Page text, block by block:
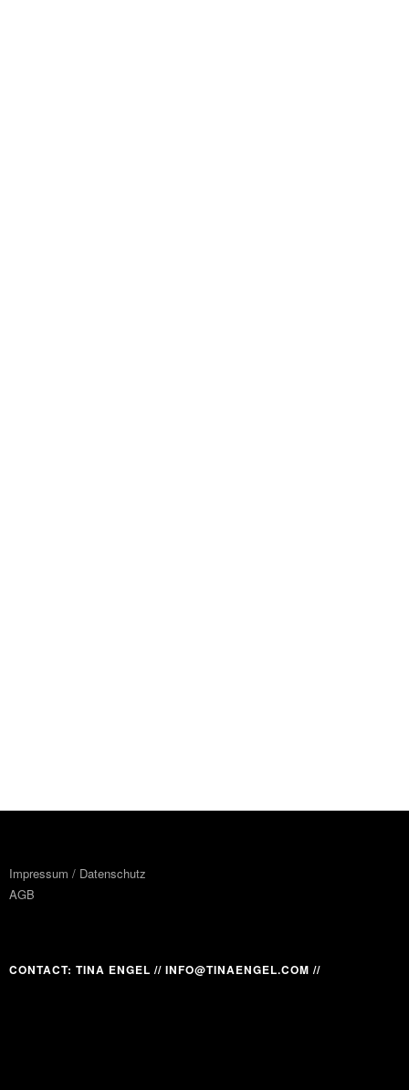
Impressum / Datenschutz
AGB
CONTACT: TINA ENGEL // INFO@TINAENGEL.COM //